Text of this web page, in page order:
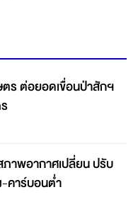
ตร ต่อยอดเขื่อนป่าสักฯ
าพอากาศเปลี่ยน ปรับ
คาร์บอนต่ำ